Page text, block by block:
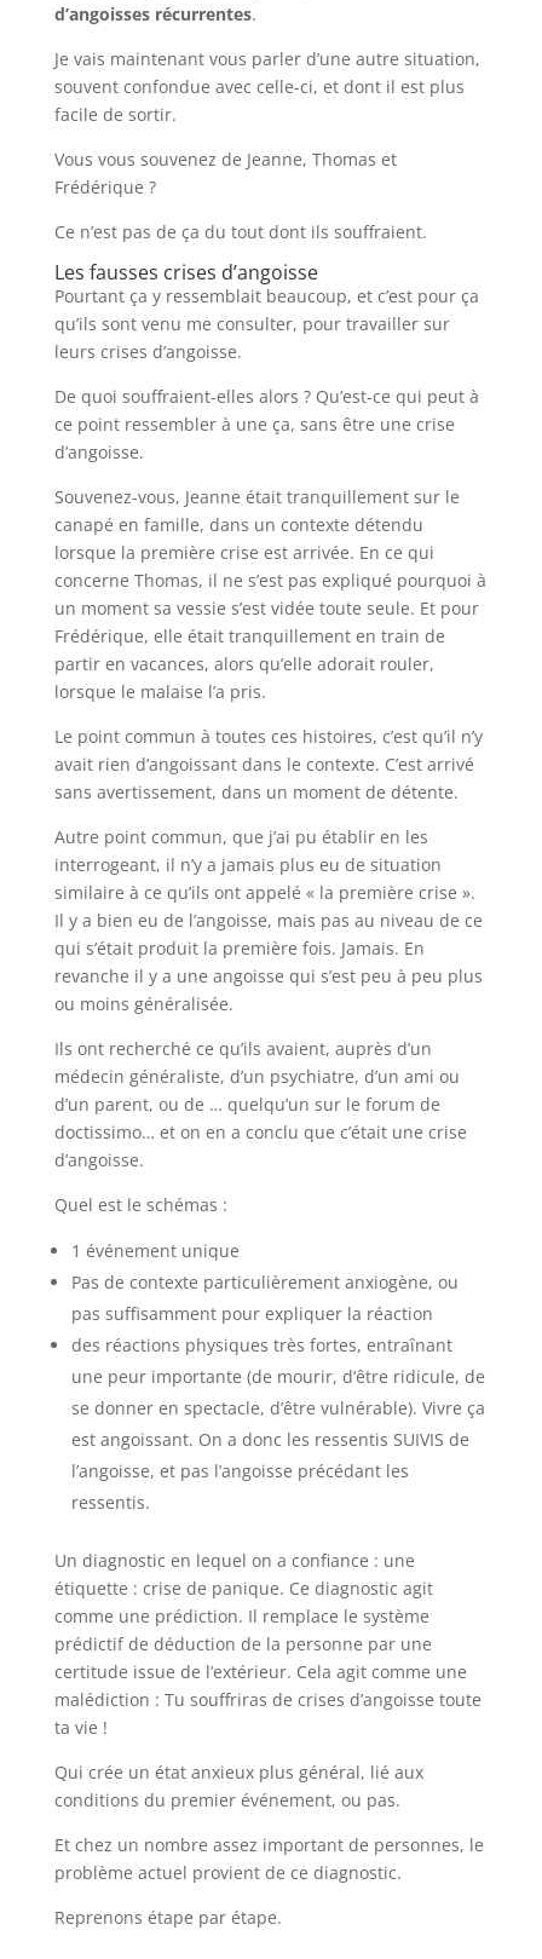
d’angoisses récurrentes.
Je vais maintenant vous parler d’une autre situation,
souvent confondue avec celle-ci, et dont il est plus
facile de sortir.
Vous vous souvenez de Jeanne, Thomas et
Frédérique ?
Ce n’est pas de ça du tout dont ils souffraient.
Les fausses crises d’angoisse
Pourtant ça y ressemblait beaucoup, et c’est pour ça
qu’ils sont venu me consulter, pour travailler sur
leurs crises d’angoisse.
De quoi souffraient-elles alors ? Qu’est-ce qui peut à
ce point ressembler à une ça, sans être une crise
d’angoisse.
Souvenez-vous, Jeanne était tranquillement sur le
canapé en famille, dans un contexte détendu
lorsque la première crise est arrivée. En ce qui
concerne Thomas, il ne s’est pas expliqué pourquoi à
un moment sa vessie s’est vidée toute seule. Et pour
Frédérique, elle était tranquillement en train de
partir en vacances, alors qu’elle adorait rouler,
lorsque le malaise l’a pris.
Le point commun à toutes ces histoires, c’est qu’il n’y
avait rien d’angoissant dans le contexte. C’est arrivé
sans avertissement, dans un moment de détente.
Autre point commun, que j’ai pu établir en les
interrogeant, il n’y a jamais plus eu de situation
similaire à ce qu’ils ont appelé « la première crise ».
Il y a bien eu de l’angoisse, mais pas au niveau de ce
qui s’était produit la première fois. Jamais. En
revanche il y a une angoisse qui s’est peu à peu plus
ou moins généralisée.
Ils ont recherché ce qu’ils avaient, auprès d’un
médecin généraliste, d’un psychiatre, d’un ami ou
d’un parent, ou de … quelqu’un sur le forum de
doctissimo… et on en a conclu que c’était une crise
d’angoisse.
Quel est le schémas :
1 événement unique
Pas de contexte particulièrement anxiogène, ou
pas suffisamment pour expliquer la réaction
des réactions physiques très fortes, entraînant
une peur importante (de mourir, d’être ridicule, de
se donner en spectacle, d’être vulnérable). Vivre ça
est angoissant. On a donc les ressentis SUIVIS de
l’angoisse, et pas l’angoisse précédant les
ressentis.
Un diagnostic en lequel on a confiance : une
étiquette : crise de panique. Ce diagnostic agit
comme une prédiction. Il remplace le système
prédictif de déduction de la personne par une
certitude issue de l’extérieur. Cela agit comme une
malédiction : Tu souffriras de crises d’angoisse toute
ta vie !
Qui crée un état anxieux plus général, lié aux
conditions du premier événement, ou pas.
Et chez un nombre assez important de personnes, le
problème actuel provient de ce diagnostic.
Reprenons étape par étape.